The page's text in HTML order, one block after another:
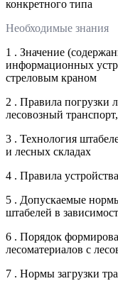
конкретного типа
Необходимые знания
1 . Значение
информационных
стреловым краном
2 . Правила погрузки
лесовозный
3 . Технология
и лесных складах
4 . Правила
5 . Допускаемые
штабелей в
6 . Порядок
лесоматериалов с
7 . Нормы загрузки